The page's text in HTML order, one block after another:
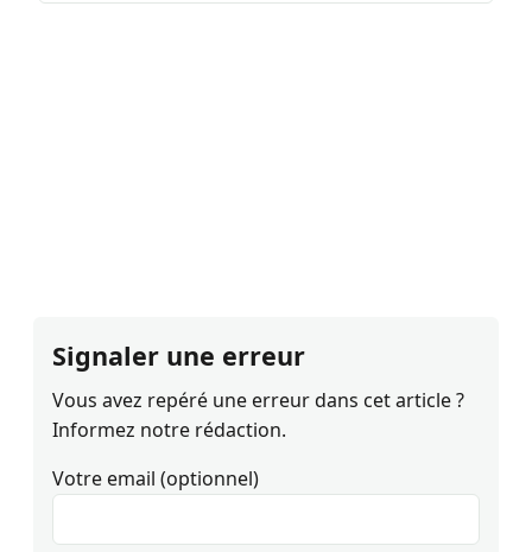
Signaler une erreur
Vous avez repéré une erreur dans cet article ?
Informez notre rédaction.
Votre email (optionnel)